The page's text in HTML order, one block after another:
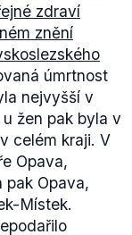
zdraví
znění
úmrtnost
nejvyšší v
žen pak byla v
celém kraji. V
Opava,
pak Opava,
Místek.